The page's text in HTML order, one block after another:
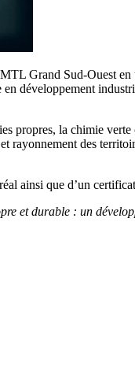
Grand Sud-Ouest
développement
propres, la chimie verte
rayonnement des
ainsi que d’un
et durable : un